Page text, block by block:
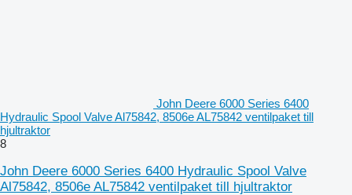
John Deere 6000 Series 6400
Hydraulic Spool Valve Al75842, 8506e AL75842 ventilpaket till
hjultraktor
8
John Deere 6000 Series 6400 Hydraulic Spool Valve
Al75842, 8506e AL75842 ventilpaket till hjultraktor